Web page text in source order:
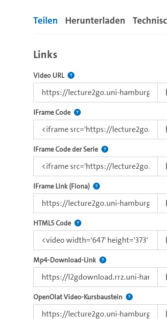
Teilen Herunterladen
Links
Video URL Der Link zu diesem Video.
IFrame Code Nutzen Sie diesen Code, um
IFrame Code der Serie Nutzen Sie diesen
IFrame Link (Fiona) Direkter iFrame-Link zur
HTML5 Code Nutzen Sie diesen Code, um
Mp4-Download-Link Kopieren Sie den
OpenOlat Video-Kursbaustein Verwenden